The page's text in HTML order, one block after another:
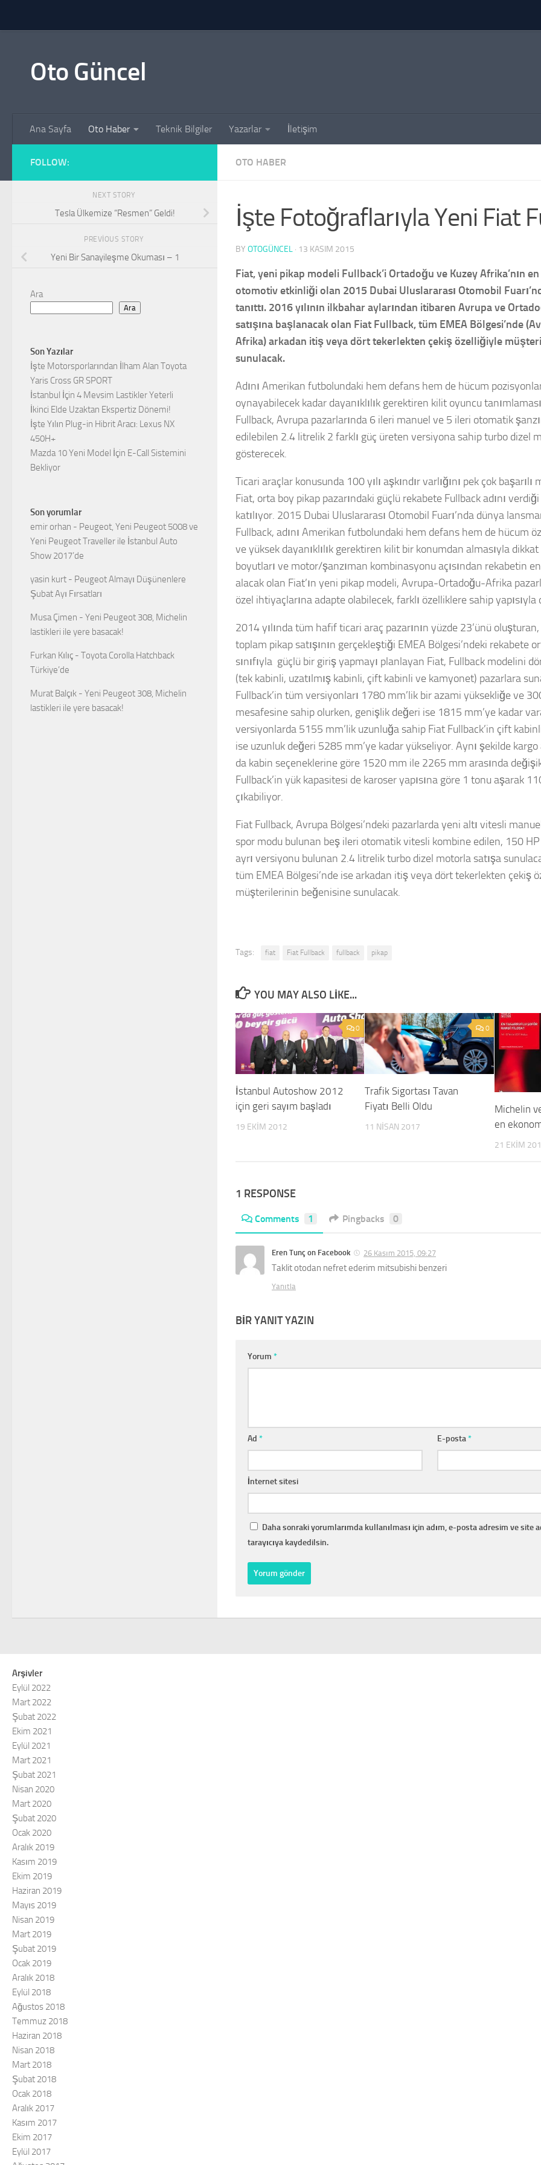
Oto Güncel
Ana Sayfa Oto Haber Teknik Bilgiler Yazarlar İletişim
OTO HABER
İşte Fotoğraflarıyla Yeni Fiat
BY OTOGÜNCEL · 13 KASIM 2015
Fiat, yeni pikap modeli Fullback’i Ortadoğu ve Kuzey Afrika’nın en
otomotiv etkinliği olan 2015 Dubai Uluslararası Otomobil
tanıttı. 2016 yılının ilkbahar aylarından itibaren Avrupa ve
satışına başlanacak olan Fiat Fullback, tüm EMEA Bölgesi’nde
Afrika) arkadan itiş veya dört tekerlekten çekiş özelliğiyle
sunulacak.
Adını Amerikan futbolundaki hem defans hem de hücum
oynayabilecek kadar dayanıklılık gerektiren kilit oyuncu
Fullback, Avrupa pazarlarında 6 ileri manuel ve 5 ileri otomatik
edilebilen 2.4 litrelik 2 farklı güç üreten versiyona sahip turbo dizel
gösterecek.
Ticari araçlar konusunda 100 yılı aşkındır varlığını pek çok
Fiat, orta boy pikap pazarındaki güçlü rekabete Fullback adını
katılıyor. 2015 Dubai Uluslararası Otomobil Fuarı’nda dünya
Fullback, adını Amerikan futbolundaki hem defans hem de hücum
ve yüksek dayanıklılık gerektiren kilit bir konumdan almasıyla dikkat
boyutları ve motor/şanzıman kombinasyonu açısından rekabetin
alacak olan Fiat’ın yeni pikap modeli, Avrupa-Ortadoğu-Afrika
özel ihtiyaçlarına adapte olabilecek, farklı özelliklere sahip yapısıyla
2014 yılında tüm hafif ticari araç pazarının yüzde 23’ünü
toplam pikap satışının gerçekleştiği EMEA Bölgesi’ndeki rekabete
sınıfıyla güçlü bir giriş yapmayı planlayan Fiat, Fullback modelini
(tek kabinli, uzatılmış kabinli, çift kabinli ve kamyonet) pazarlara
Fullback’in tüm versiyonları 1780 mm’lik bir azami yüksekliğe ve
mesafesine sahip olurken, genişlik değeri ise 1815 mm’ye kadar
versiyonlarda 5155 mm’lik uzunluğa sahip Fiat Fullback’in çift
ise uzunluk değeri 5285 mm’ye kadar yükseliyor. Aynı şekilde kargo
da kabin seçeneklerine göre 1520 mm ile 2265 mm arasında
Fullback’in yük kapasitesi de karoser yapısına göre 1 tonu aşarak
çıkabiliyor.
Fiat Fullback, Avrupa Bölgesi’ndeki pazarlarda yeni altı vitesli
spor modu bulunan beş ileri otomatik vitesli kombine edilen, 150 HP
ayrı versiyonu bulunan 2.4 litrelik turbo dizel motorla satışa
tüm EMEA Bölgesi’nde ise arkadan itiş veya dört tekerlekten çekiş
müşterilerinin beğenisine sunulacak.
Tags: fiat Fiat Fullback fullback pikap
YOU MAY ALSO LIKE...
0
İstanbul Autoshow 2012
için geri sayım başladı
19 EKIM 2012
0
Trafik Sigortası Tavan
Fiyatı Belli Oldu
11 NISAN 2017
Michelin
en
21 EKIM
1 RESPONSE
Comments 1 Pingbacks 0
Eren Tunç on Facebook 26 Kasım 2015, 09:27
Taklit otodan nefret ederim mitsubishi benzeri
Yanıtla
BIR YANIT YAZIN
Yorum *
Ad * E-posta*
İnternet sitesi
Daha sonraki yorumlarımda kullanılması için adım, e-posta adresim ve site
tarayıcıya kaydedilsin.
FOLLOW:
NEXT STORY
Tesla Ülkemize “Resmen” Geldi!
PREVIOUS STORY
Yeni Bir Sanayileşme Okuması – 1
Ara
Ara
Son Yazılar
İşte Motorsporlarından İlham Alan Toyota
Yaris Cross GR SPORT
İstanbul İçin 4 Mevsim Lastikler Yeterli
İkinci Elde Uzaktan Ekspertiz Dönemi!
İşte Yılın Plug-in Hibrit Aracı: Lexus NX
450H+
Mazda 10 Yeni Model İçin E-Call Sistemini
Bekliyor
Son yorumlar
emir orhan - Peugeot, Yeni Peugeot 5008 ve
Yeni Peugeot Traveller ile İstanbul Auto
Show 2017’de
yasin kurt - Peugeot Almayı Düşünenlere
Şubat Ayı Fırsatları
Musa Çimen - Yeni Peugeot 308, Michelin
lastikleri ile yere basacak!
Furkan Kılıç - Toyota Corolla Hatchback
Türkiye’de
Murat Balçık - Yeni Peugeot 308, Michelin
lastikleri ile yere basacak!
Arşivler
Eylül 2022
Mart 2022
Şubat 2022
Ekim 2021
Eylül 2021
Mart 2021
Şubat 2021
Nisan 2020
Mart 2020
Şubat 2020
Ocak 2020
Aralık 2019
Kasım 2019
Ekim 2019
Haziran 2019
Mayıs 2019
Nisan 2019
Mart 2019
Şubat 2019
Ocak 2019
Aralık 2018
Eylül 2018
Ağustos 2018
Temmuz 2018
Haziran 2018
Nisan 2018
Mart 2018
Şubat 2018
Ocak 2018
Aralık 2017
Kasım 2017
Ekim 2017
Eylül 2017